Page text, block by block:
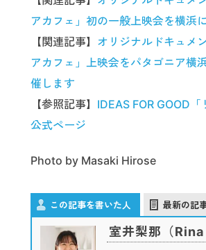
アカフェ」初の一般上映会を横浜
【関連記事】 オリジナルドキュメ
アカフェ」上映会をパタゴニア横
催します
【参照記事】 IDEAS FOR GOOD「
公式ページ
Photo by Masaki Hirose
この記事を書いた人 最新の記
室井梨那（Rina